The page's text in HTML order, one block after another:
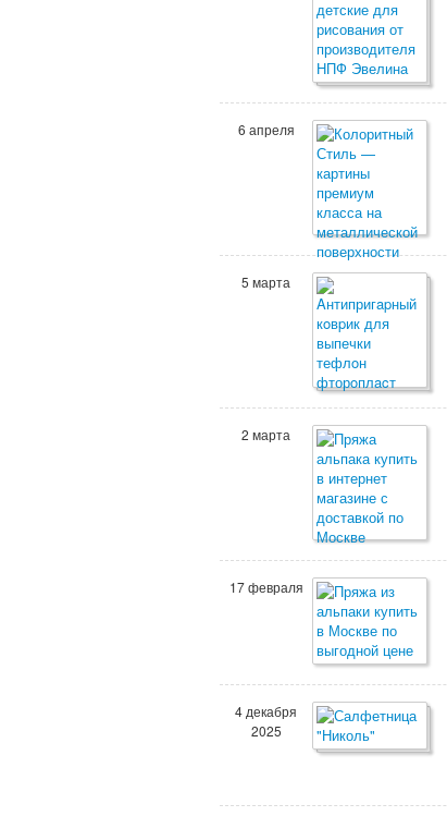
6 апреля
5 марта
2 марта
17 февраля
4 декабря
2025